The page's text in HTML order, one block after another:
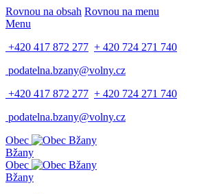
Rovnou na obsah Rovnou na menu
Menu
+420 417 872 277 + 420 724 271 740
podatelna.bzany@volny.cz
+420 417 872 277 + 420 724 271 740
podatelna.bzany@volny.cz
Obec
Bžany
Obec
Bžany